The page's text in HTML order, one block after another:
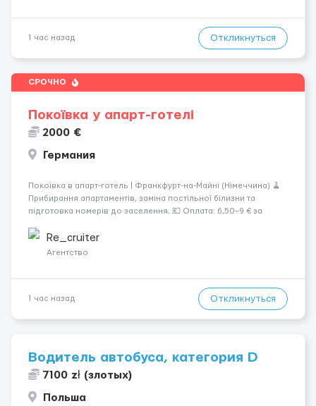
1 час назад Откликнуться
СРОЧНО
Покоївка у апарт-готелі
2000 €
Германия
Покоївка в апарт-готель | Франкфурт-на-Майні (Німеччина) 🧹
Прибирання апартаментів, заміна постільної білизни та
підготовка номерів до заселення. 💶 Оплата: 6,50–9 € за
близько 2000 € на місяць (після вирахув...
Re_cruiter
Агентство
1 час назад Откликнуться
Водитель автобуса, категория D
7100 zł (злотых)
Польша